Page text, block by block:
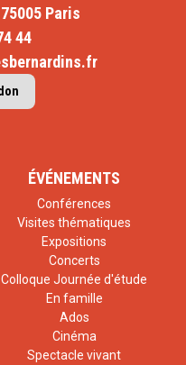
Paris
44
ÉVÉNEMENTS
Conférences
Visites thématiques
Expositions
Concerts
Colloque Journée d'étude
En famille
Ados
Cinéma
Spectacle vivant